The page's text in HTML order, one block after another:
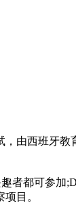
，由西班牙
者都可参加
目。